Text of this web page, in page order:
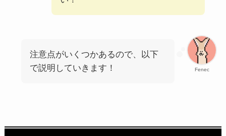
Fenec
注意点がいくつかあるので、以下
で説明していきます！